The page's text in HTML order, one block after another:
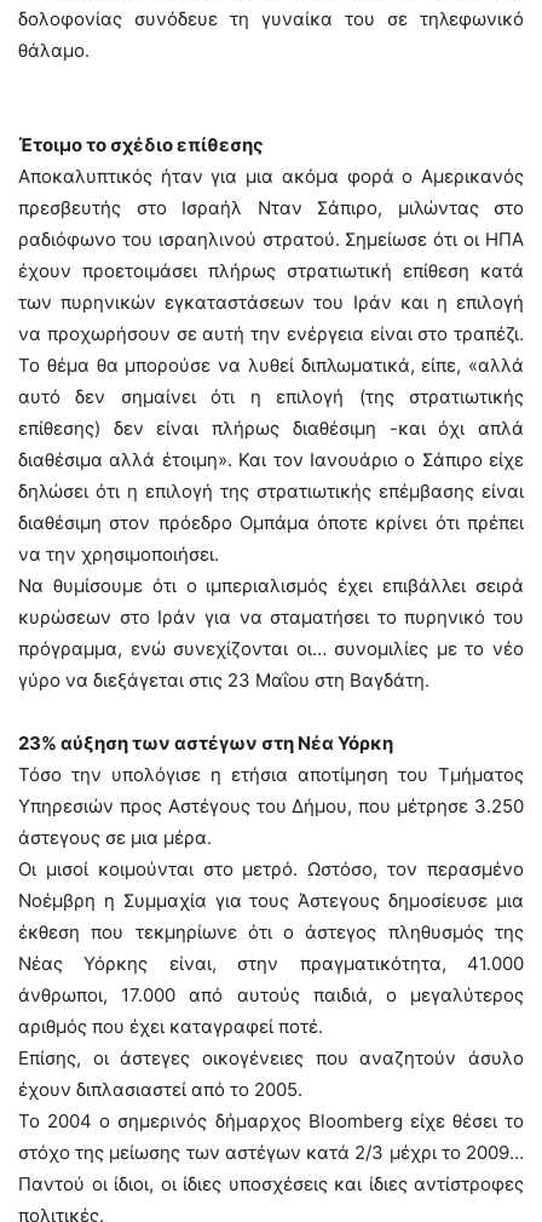
δολοφονίας συνόδευε τη γυναίκα του σε τηλεφωνικό
θάλαμο.
Έτοιμο το σχέδιο επίθεσης
Αποκαλυπτικός ήταν για μια ακόμα φορά ο Αμερικανός
πρεσβευτής στο Ισραήλ Νταν Σάπιρο, μιλώντας στο
ραδιόφωνο του ισραηλινού στρατού. Σημείωσε ότι οι ΗΠΑ
έχουν προετοιμάσει πλήρως στρατιωτική επίθεση κατά
των πυρηνικών εγκαταστάσεων του Ιράν και η επιλογή
να προχωρήσουν σε αυτή την ενέργεια είναι στο τραπέζι.
Το θέμα θα μπορούσε να λυθεί διπλωματικά, είπε, «αλλά
αυτό δεν σημαίνει ότι η επιλογή (της στρατιωτικής
επίθεσης) δεν είναι πλήρως διαθέσιμη -και όχι απλά
διαθέσιμα αλλά έτοιμη». Και τον Ιανουάριο ο Σάπιρο είχε
δηλώσει ότι η επιλογή της στρατιωτικής επέμβασης είναι
διαθέσιμη στον πρόεδρο Ομπάμα όποτε κρίνει ότι πρέπει
να την χρησιμοποιήσει.
Να θυμίσουμε ότι ο ιμπεριαλισμός έχει επιβάλλει σειρά
κυρώσεων στο Ιράν για να σταματήσει το πυρηνικό του
πρόγραμμα, ενώ συνεχίζονται οι… συνομιλίες με το νέο
γύρο να διεξάγεται στις 23 Μαΐου στη Βαγδάτη.
23% αύξηση των αστέγων στη Νέα Υόρκη
Τόσο την υπολόγισε η ετήσια αποτίμηση του Τμήματος
Υπηρεσιών προς Αστέγους του Δήμου, που μέτρησε 3.250
άστεγους σε μια μέρα.
Οι μισοί κοιμούνται στο μετρό. Ωστόσο, τον περασμένο
Νοέμβρη η Συμμαχία για τους Άστεγους δημοσίευσε μια
έκθεση που τεκμηρίωνε ότι ο άστεγος πληθυσμός της
Νέας Υόρκης είναι, στην πραγματικότητα, 41.000
άνθρωποι, 17.000 από αυτούς παιδιά, ο μεγαλύτερος
αριθμός που έχει καταγραφεί ποτέ.
Επίσης, οι άστεγες οικογένειες που αναζητούν άσυλο
έχουν διπλασιαστεί από το 2005.
Το 2004 ο σημερινός δήμαρχος Bloomberg είχε θέσει το
στόχο της μείωσης των αστέγων κατά 2/3 μέχρι το 2009…
Παντού οι ίδιοι, οι ίδιες υποσχέσεις και ίδιες αντίστροφες
πολιτικές.